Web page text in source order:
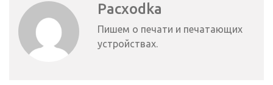
Pacxodka
Пишем о печати и печатающих
устройствах.